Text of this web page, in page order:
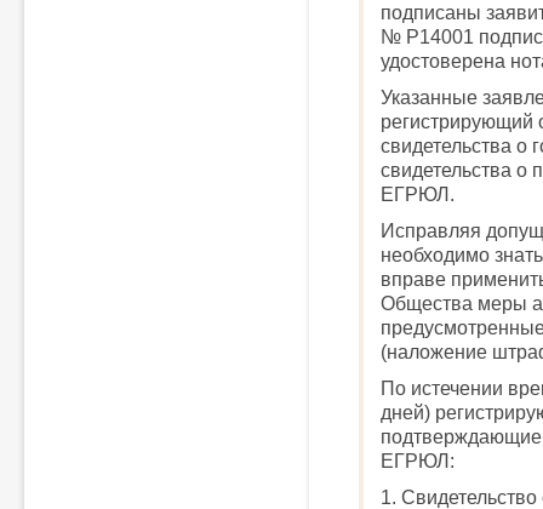
подписаны
№ Р14001
удостоверена
Указанные
регистрирующий
свидетельства о
свидетельства о
ЕГРЮЛ.
Исправляя
необходимо
вправе
Общества меры
(наложение
По истечении
дней)
подтверждающие
ЕГРЮЛ:
1. Свидетельство